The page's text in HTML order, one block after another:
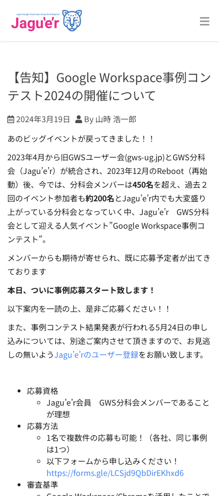
【告知】Google Workspace事例コン
テスト2024の開催について
2024年3月19日
By 山時 浩一郎
あのビッグイベントが戻ってきました！！
2023年4月から旧GWSユーザー会(gws-ug.jp)とGWS分科
会（Jagu’e’r）が統合され、2023年12月のReboot（再始
動）後、今では、分科会メンバーは450名を超え、過去２
回のイベント参加者も約200名とJagu’e’r内でも大変盛り
上がっている分科会となっていく中、Jagu’e’r GWS分科
会として迎える人気イベント”Google Workspace事例コ
ンテスト”。
メンバーからも期待が寄せられ、既に応募予定者が出てき
ております
本日、ついに事例応募スタート致します！
以下案内を一読の上、是非ご応募ください！！
また、事例コンテスト結果発表が行われる5月24日の申し
込みについては、別途ご案内させて頂きますので、お見逃
しの無いようJagu’e’rのユーザー登録をお願い致します。
応募資格
Jagu’e’r会員 GWS分科会メンバーであること
が理想
応募方法
1名で複数件の応募も可能！（各社、同じ事例
は1つ）
以下フォームから申し込みください！
https://forms.gle/LCSjd9QbDirEKhxd6
審査基準